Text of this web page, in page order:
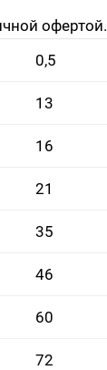
офертой.
0,5
13
16
21
35
46
60
72